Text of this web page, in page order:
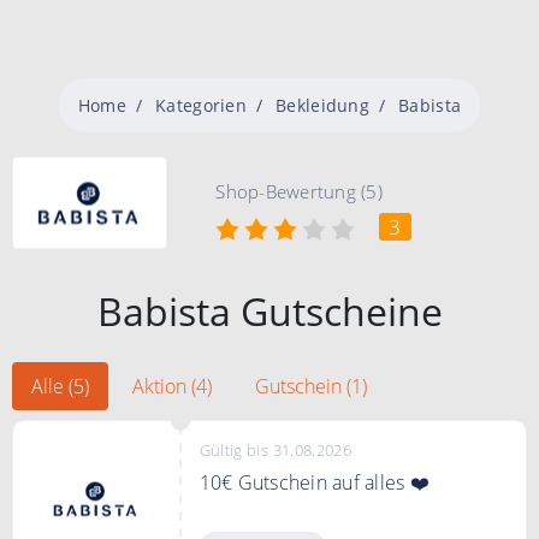
Home Kategorien Bekleidung Babista
Shop-Bewertung (5)
3
Babista Gutscheine
Alle (5) Aktion (4) Gutschein (1)
Gültig bis 31.08.2026
10€ Gutschein auf alles ❤️